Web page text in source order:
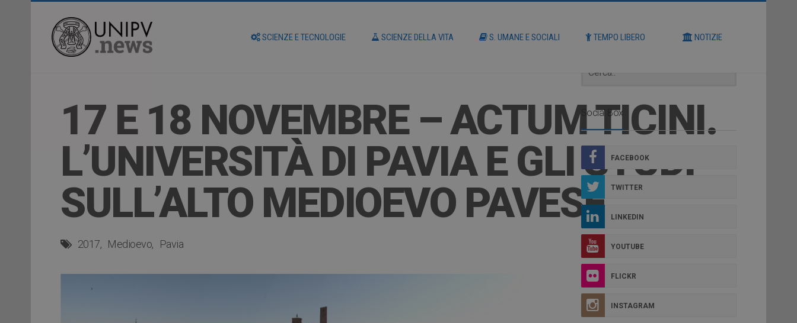
SCIENZE E TECNOLOGIE SCIENZE DELLA VITA S. UMANE E SOCIALI TEMPO LIBERO NOTIZIE
17 E 18 NOVEMBRE – ACTUM TICINI.
L’UNIVERSITÀ DI PAVIA E GLI STUDI
SULL’ALTO MEDIOEVO PAVESE
2017 Medioevo Pavia
Social Box
FACEBOOK
TWITTER
LINKEDIN
YOUTUBE
FLICKR
INSTAGRAM